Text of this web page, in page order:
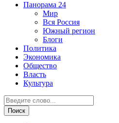
Панорама 24
Мир
Вся Россия
Южный регион
Блоги
Политика
Экономика
Общество
Власть
Культура